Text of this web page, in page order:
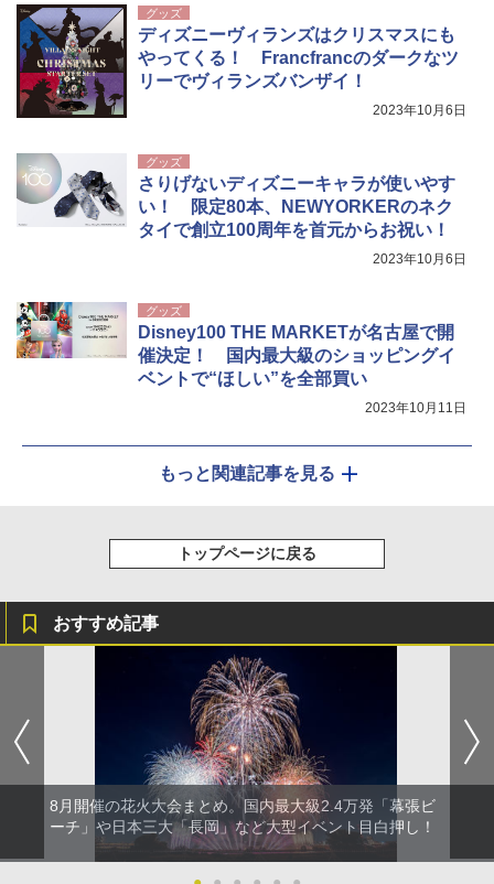
グッズ
ディズニーヴィランズはクリスマスにも
やってくる！ Francfrancのダークなツ
リーでヴィランズバンザイ！
2023年10月6日
グッズ
さりげないディズニーキャラが使いやす
い！ 限定80本、NEWYORKERのネク
タイで創立100周年を首元からお祝い！
2023年10月6日
グッズ
Disney100 THE MARKETが名古屋で開
催決定！ 国内最大級のショッピングイ
ベントで“ほしい”を全部買い
2023年10月11日
もっと関連記事を見る
トップページに戻る
おすすめ記事
8月開催の花火大会まとめ。国内最大級2.4万発「幕張ビ
ーチ」や日本三大「長岡」など大型イベント目白押し！